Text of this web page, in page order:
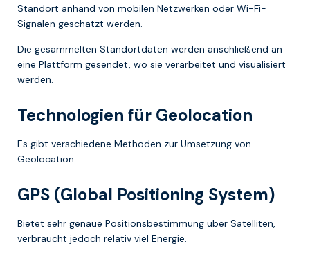
Standort anhand von mobilen Netzwerken oder Wi-Fi-
Signalen geschätzt werden.
Die gesammelten Standortdaten werden anschließend an
eine Plattform gesendet, wo sie verarbeitet und visualisiert
werden.
Technologien für Geolocation
Es gibt verschiedene Methoden zur Umsetzung von
Geolocation.
GPS (Global Positioning System)
Bietet sehr genaue Positionsbestimmung über Satelliten,
verbraucht jedoch relativ viel Energie.